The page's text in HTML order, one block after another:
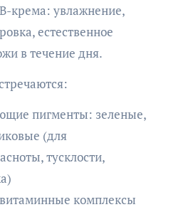
крема: увлажнение,
естественное
в течение дня.
пигменты: зеленые,
(для
тусклости,
комплексы